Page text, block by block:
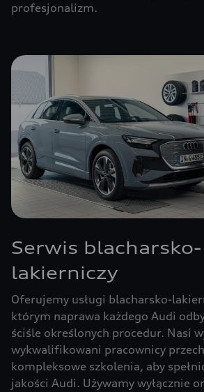
profesjonalizm.
Serwis blacharsko-
lakierniczy
Oferujemy usługi blacharsko-
którym naprawa każdego Audi
ściśle określonych procedur. Nasi
wykwalifikowani pracownicy
kompleksowe szkolenia, aby
jakości Audi. Używamy wyłącznie